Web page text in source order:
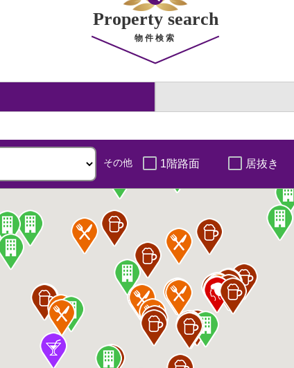
Property search
物件検索
その他 1階路面 居抜き